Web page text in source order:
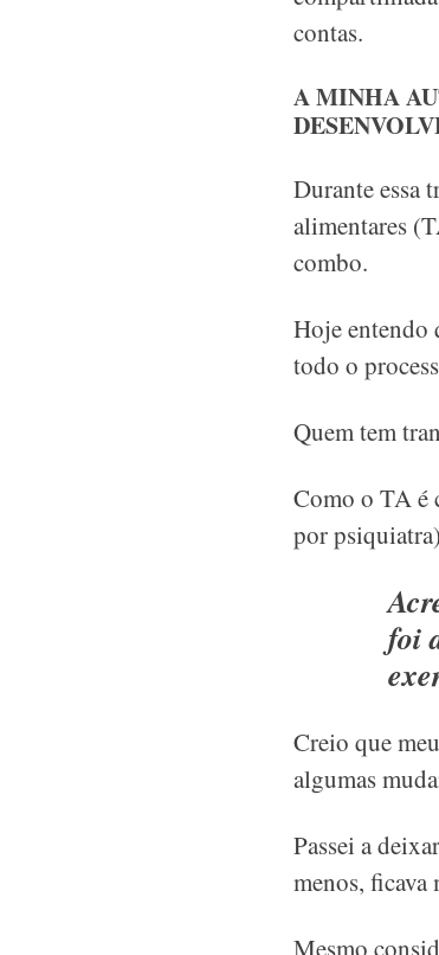
contas.
A MINHA
Durante essa
alimentares
combo.
Hoje entendo
todo o
Quem tem
Como o TA é
por
foi
Creio que
algumas
Passei a
menos,
Mesmo